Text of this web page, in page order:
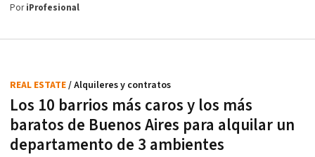
PoriProfesional
Los 10 barrios más caros y los más
baratos de Buenos Aires para alquilar un
departamento de 3 ambientes
REAL ESTATE/ Alquileres y contratos